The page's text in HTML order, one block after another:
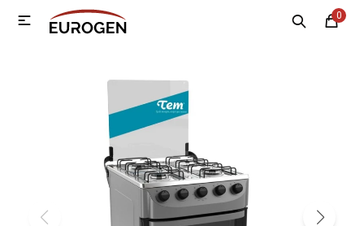
0
 MI CUENTA
Electrodomésticos